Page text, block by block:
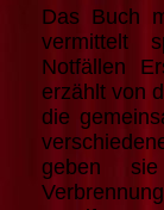
Das Buch
vermittelt
Notfällen
erzählt von
die
geben